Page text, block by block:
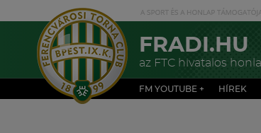
FRADI.HU
az FTC hivatalos
FM YOUTUBE + HÍREK